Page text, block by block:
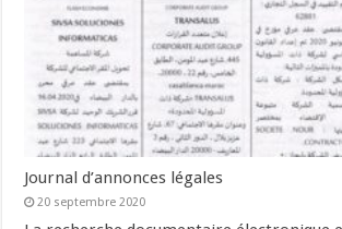
Journal d’annonces légales
20 septembre 2020